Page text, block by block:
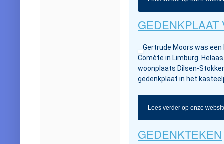
GEDENKPLAAT
Gertrude Moors was
Comète in Limburg.
woonplaats Dilsen-
gedenkplaat in het
Lees verder op onze
GEDENKTEKEN